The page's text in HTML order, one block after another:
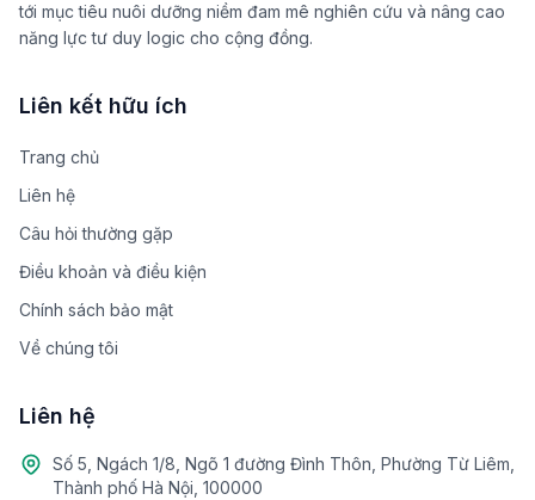
tới mục tiêu nuôi dưỡng niềm đam mê nghiên cứu và nâng cao
năng lực tư duy logic cho cộng đồng.
Liên kết hữu ích
Trang chủ
Liên hệ
Câu hỏi thường gặp
Điều khoản và điều kiện
Chính sách bảo mật
Về chúng tôi
Liên hệ
Số 5, Ngách 1/8, Ngõ 1 đường Đình Thôn, Phường Từ Liêm,
Thành phố Hà Nội, 100000